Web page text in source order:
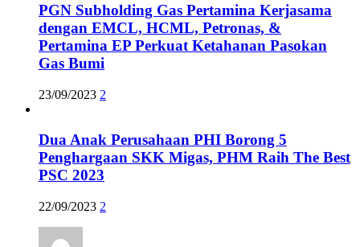
PGN Subholding Gas Pertamina Kerjasama
dengan EMCL, HCML, Petronas, &
Pertamina EP Perkuat Ketahanan Pasokan
Gas Bumi
23/09/2023 2
Dua Anak Perusahaan PHI Borong 5
Penghargaan SKK Migas, PHM Raih The Best
PSC 2023
22/09/2023 2